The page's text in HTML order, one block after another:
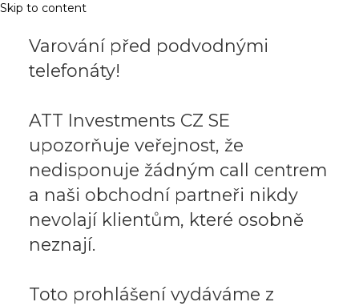
Skip to content
Varování před podvodnými
telefonáty!
ATT Investments CZ SE
upozorňuje veřejnost, že
nedisponuje žádným call centrem
a naši obchodní partneři nikdy
nevolají klientům, které osobně
neznají.
Toto prohlášení vydáváme z